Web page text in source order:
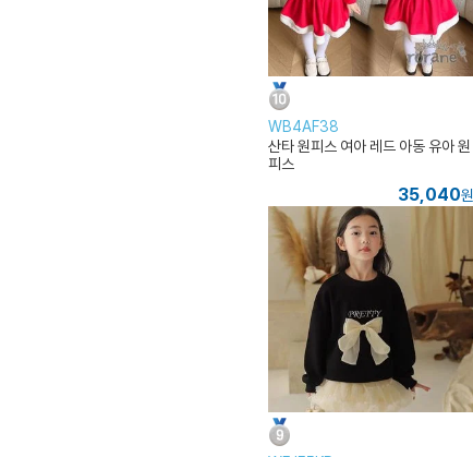
WB4AF38
산타 원피스 여아 레드 아동 유아 원
피스
35,040원